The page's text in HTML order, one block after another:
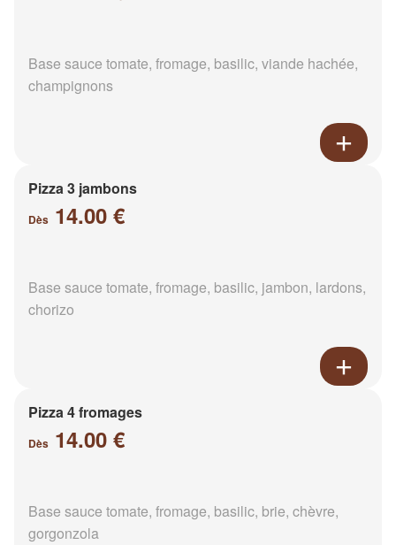
Base sauce tomate, fromage, basilic, viande hachée,
champignons
Pizza 3 jambons
Dès 14.00 €
Base sauce tomate, fromage, basilic, jambon, lardons,
chorizo
Pizza 4 fromages
Dès 14.00 €
Base sauce tomate, fromage, basilic, brie, chèvre,
gorgonzola